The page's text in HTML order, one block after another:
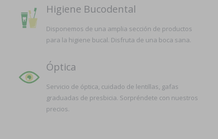
Higiene Bucodental
Disponemos de una amplia sección de productos
para la higiene bucal. Disfruta de una boca sana.
Óptica
Servicio de óptica, cuidado de lentillas, gafas
graduadas de presbicia. Sorpréndete con nuestros
precios.